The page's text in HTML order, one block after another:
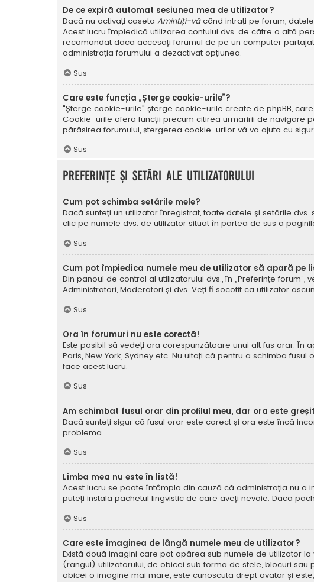
De ce expiră automat sesiunea mea de utilizator?
Dacă nu activați caseta Amintiți-văcând intrați pe forum,
Acest lucru împiedică utilizarea contului dvs. de către o altă
recomandat dacă accesați forumul de pe un computer
administrația forumului a dezactivat opțiunea.
Sus
Care este funcția „Șterge cookie-urile”?
"Șterge cookie-urile" șterge cookie-urile create de phpBB,
Cookie-urile oferă funcții precum citirea urmăririi de navigare
părăsirea forumului, ștergerea cookie-urilor vă va ajuta cu
Sus
Preferințe și setări ale utilizatorului
Cum pot schimba setările mele?
Dacă sunteți un utilizator înregistrat, toate datele și setările
clic pe numele dvs. de utilizator situat în partea de sus a
Sus
Cum pot împiedica numele meu de utilizator să apară pe
Din panoul de control al utilizatorului dvs., în „Preferințe forum”,
Administratori, Moderatori și dvs. Veți fi socotit ca utilizator
Sus
Ora în forumuri nu este corectă!
Este posibil să vedeți ora corespunzătoare unui alt fus orar. În
Paris, New York, Sydney etc. Nu uitați că pentru a schimba
face acest lucru.
Sus
Am schimbat fusul orar din profilul meu, dar ora este
Dacă sunteți sigur că fusul orar este corect și ora este încă
problema.
Sus
Limba mea nu este în listă!
Acest lucru se poate întâmpla din cauză că administrația nu
puteți instala pachetul lingvistic de care aveți nevoie. Dacă
Sus
Care este imaginea de lângă numele meu de utilizator?
Există două imagini care pot apărea sub numele de utilizator
(rangul) utilizatorului, de obicei sub formă de stele, blocuri
obicei o imagine mai mare, este cunoscută drept avatar și